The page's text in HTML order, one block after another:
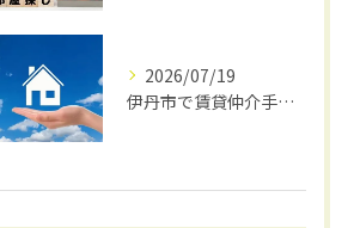
2026/07/19
伊丹市で賃貸仲介手数料無料の賢い借り方